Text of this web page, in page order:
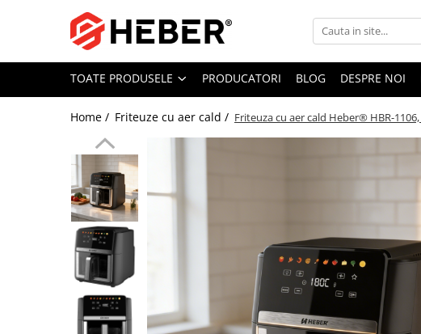
Toate Produsele
Mixere cu bol
Pompe submersibile
Pompe submersibile nisip
Pompe apa de suprafata
Motopompe
Hidrofor cu pompa submersibila
Pompe de stropit
TOATE PRODUSELE PRODUCATORI BLOG DESPRE NOI
Home / Friteuze cu aer cald / Friteuza cu aer cald Heber® HBR-